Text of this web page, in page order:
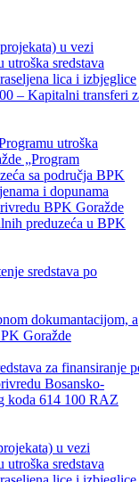
u vezi
sredstava
lica i izbjeglice
– Kapitalni transferi
utroška
„Program
sa područja BPK
i dopunama
BPK Goražde
preduzeća u BPK
sredstava po
dokumantacijom, a
Goražde
za finansiranje
Bosansko-
koda 614 100 RAZ